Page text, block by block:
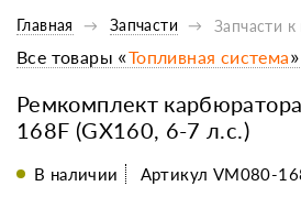
Главная Запчасти Запчасти
Ремкомплект
168F (GX160, 6-7 л.с.)
Все товары «Топливная система»
В наличии Артикул VM080-